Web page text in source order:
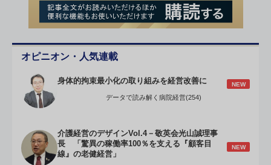
オピニオン・人気連載
身体的拘束最小化の取り組みを経営改善に NEW
データで読み解く病院経営(254)
介護経営のデザインVol.4－敬英会光山誠理事
長 「驚異の稼働率100％を支える『顧客目
線』の老健経営」
NEW